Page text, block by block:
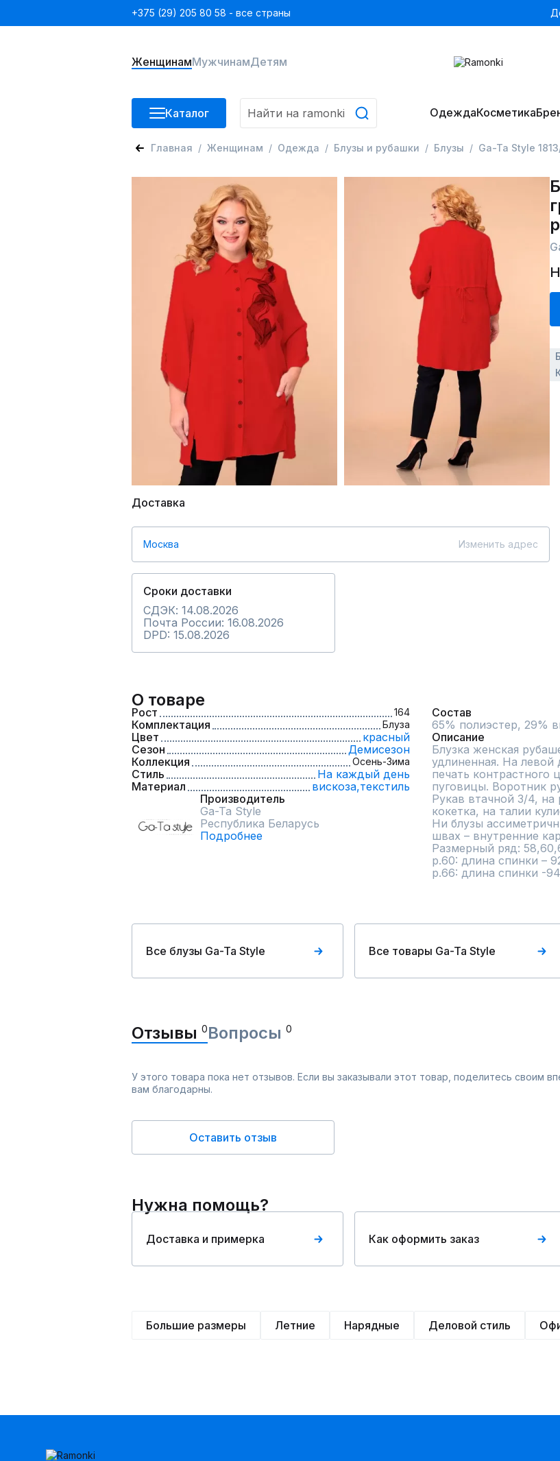
+375 (29) 205 80 58 - все страны
ЖенщинамМужчинамДетям
Каталог ОдеждаКосметика
Главная Женщинам Одежда Блузы и рубашки Блузы Ga-Ta Style
Доставка
Москва Изменить адрес
Сроки доставки
СДЭК: 14.08.2026
Почта России: 16.08.2026
DPD: 15.08.2026
О товаре
Рост 164
Комплектация Блуза
Цвет
красный
Сезон
Демисезон
Коллекция
Осень-Зима
Стиль
На каждый день
Материал
вискоза,текстиль
Производитель
Ga-Ta Style
Республика Беларусь
Подробнее
Состав
65% полиэстер, 29%
Описание
Блузка женская
удлиненная. На левой
печать контрастного
пуговицы. Воротник
Рукав втачной 3/4, на
кокетка, на талии
Ни блузы
швах – внутренние
Размерный ряд:
р.60: длина спинки –
р.66: длина спинки -
Все блузы Ga-Ta Style Все товары Ga-Ta Style
Отзывы 0Вопросы 0
У этого товара пока нет отзывов. Если вы заказывали этот товар, поделитесь своим
вам благодарны.
Оставить отзыв
Нужна помощь?
Доставка и примерка Как оформить заказ
Большие размеры Летние Нарядные Деловой стиль